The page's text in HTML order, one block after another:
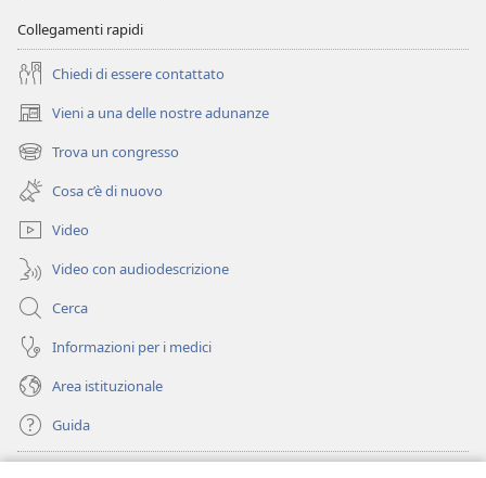
Collegamenti rapidi
Chiedi di essere contattato
Vieni a una delle nostre adunanze
(apre
una
nuova
finestra)
Trova un congresso
(apre
una
nuova
finestra)
Cosa c’è di nuovo
Video
Video con audiodescrizione
Cerca
Informazioni per i medici
Area istituzionale
Guida